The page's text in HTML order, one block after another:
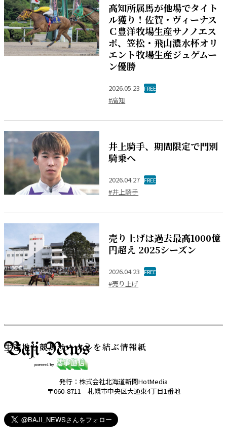
高知所属馬が他場でタイト
ル獲り！佐賀・ヴィーナス
Ｃ豊洋牧場生産サノノエス
ポ、笠松・飛山濃水杯オリ
エント牧場生産ジュゲムー
ン優勝
2026.05.23 FREE
#高知
井上騎手、期間限定で門別
騎乗へ
2026.04.27 FREE
#井上騎手
売り上げは過去最高1000億
円超え 2025シーズン
2026.04.23 FREE
#売り上げ
生産地と競馬サークルを結ぶ情報紙
発行：株式会社北海道新聞HotMedia
〒060-8711 札幌市中央区大通東4丁目1番地